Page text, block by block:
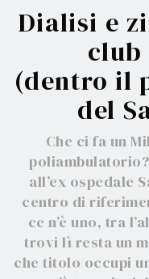
Dialisi e
club
(dentro il
del
Che ci fa un
all’ex ospedale
centro di
ce n’è uno, tra
trovi lì resta un
che titolo occupi